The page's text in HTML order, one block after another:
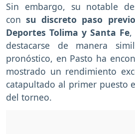
Sin embargo, su notable
con su discreto paso
Deportes Tolima y Santa Fe,
destacarse de manera
pronóstico, en Pasto ha
mostrado un rendimiento
catapultado al primer puesto
del torneo.